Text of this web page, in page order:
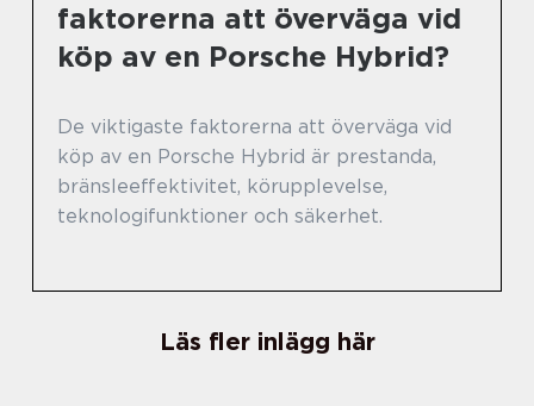
faktorerna att överväga vid
köp av en Porsche Hybrid?
De viktigaste faktorerna att överväga vid
köp av en Porsche Hybrid är prestanda,
bränsleeffektivitet, körupplevelse,
teknologifunktioner och säkerhet.
Läs fler inlägg här